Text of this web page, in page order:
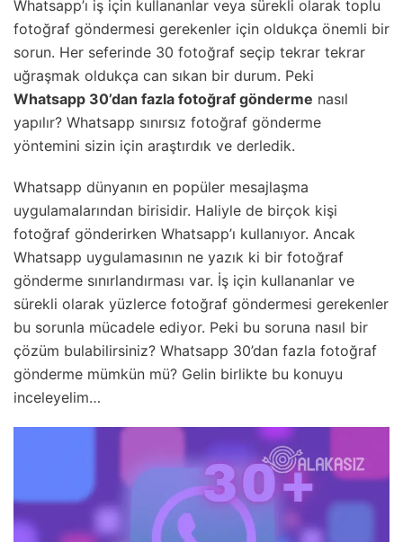
Whatsapp’ı iş için kullananlar veya sürekli olarak toplu
fotoğraf göndermesi gerekenler için oldukça önemli bir
sorun. Her seferinde 30 fotoğraf seçip tekrar tekrar
uğraşmak oldukça can sıkan bir durum. Peki
Whatsapp 30’dan fazla fotoğraf gönderme nasıl
yapılır? Whatsapp sınırsız fotoğraf gönderme
yöntemini sizin için araştırdık ve derledik.
Whatsapp dünyanın en popüler mesajlaşma
uygulamalarından birisidir. Haliyle de birçok kişi
fotoğraf gönderirken Whatsapp’ı kullanıyor. Ancak
Whatsapp uygulamasının ne yazık ki bir fotoğraf
gönderme sınırlandırması var. İş için kullananlar ve
sürekli olarak yüzlerce fotoğraf göndermesi gerekenler
bu sorunla mücadele ediyor. Peki bu soruna nasıl bir
çözüm bulabilirsiniz? Whatsapp 30’dan fazla fotoğraf
gönderme mümkün mü? Gelin birlikte bu konuyu
inceleyelim…